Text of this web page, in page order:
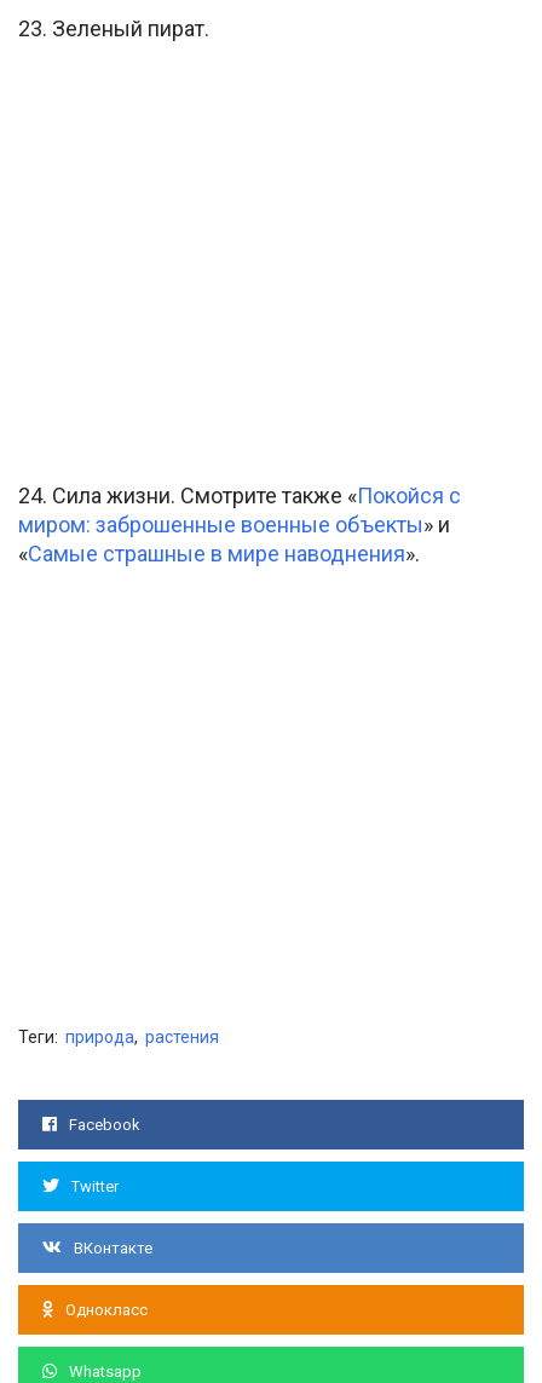
23. Зеленый пират.
24. Сила жизни. Смотрите также «Покойся с
миром: заброшенные военные объекты» и
«Самые страшные в мире наводнения».
Теги: природа, растения
Facebook
Twitter
ВКонтакте
Однокласс
Whatsapp